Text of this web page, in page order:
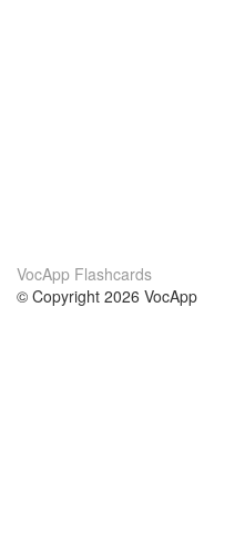
VocApp Flashcards
© Copyright 2026 VocApp